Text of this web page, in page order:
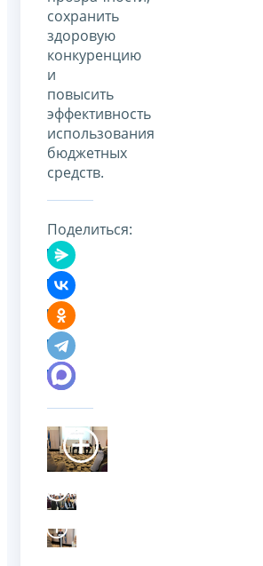
сохранить
здоровую
конкуренцию
и
повысить
эффективность
использования
бюджетных
средств.
Поделиться: